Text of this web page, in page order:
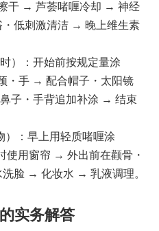
干 → 芦荟啫喱冷却 → 神经
低刺激清洁 → 晚上维生素
）：开始前按规定量涂
・手 → 配合帽子・太阳镜
子・手背追加补涂 → 结束
）：早上用轻质啫喱涂
使用窗帘 → 外出前在颧骨・
脸 → 化妆水 → 乳液调理。
实务解答